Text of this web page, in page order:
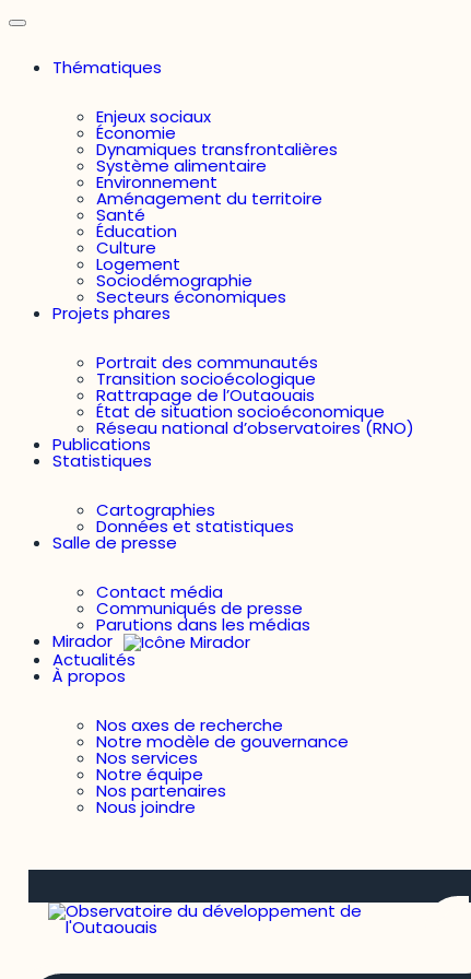
Thématiques
Enjeux sociaux
Économie
Dynamiques transfrontalières
Système alimentaire
Environnement
Aménagement du territoire
Santé
Éducation
Culture
Logement
Sociodémographie
Secteurs économiques
Projets phares
Portrait des communautés
Transition socioécologique
Rattrapage de l’Outaouais
État de situation socioéconomique
Réseau national d’observatoires (RNO)
Publications
Statistiques
Cartographies
Données et statistiques
Salle de presse
Contact média
Communiqués de presse
Parutions dans les médias
Mirador
Actualités
À propos
Nos axes de recherche
Notre modèle de gouvernance
Nos services
Notre équipe
Nos partenaires
Nous joindre